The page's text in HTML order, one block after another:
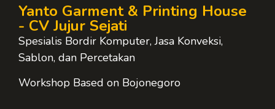
Yanto Garment & Printing House
- CV Jujur Sejati
Spesialis Bordir Komputer, Jasa Konveksi,
Sablon, dan Percetakan
Workshop Based on Bojonegoro